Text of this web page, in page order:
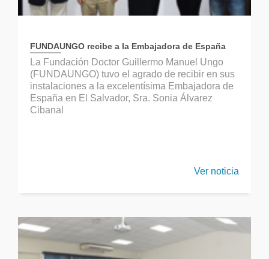
FUNDAUNGO recibe a la Embajadora de España
La Fundación Doctor Guillermo Manuel Ungo
(FUNDAUNGO) tuvo el agrado de recibir en sus
instalaciones a la excelentísima Embajadora de
España en El Salvador, Sra. Sonia Álvarez
Cibanal
Ver noticia